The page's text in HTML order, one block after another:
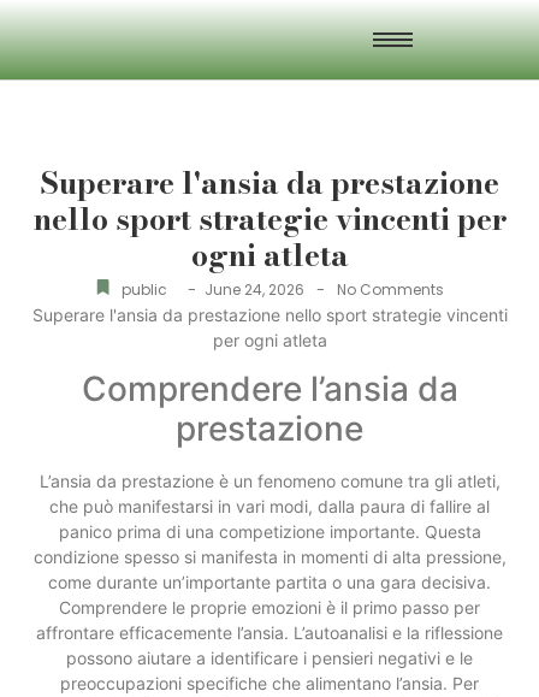
Superare l'ansia da prestazione
nello sport strategie vincenti per
ogni atleta
public - June 24, 2026 -
No Comments
Superare l'ansia da prestazione nello sport strategie vincenti
per ogni atleta
Comprendere l’ansia da
prestazione
L’ansia da prestazione è un fenomeno comune tra gli atleti,
che può manifestarsi in vari modi, dalla paura di fallire al
panico prima di una competizione importante. Questa
condizione spesso si manifesta in momenti di alta pressione,
come durante un’importante partita o una gara decisiva.
Comprendere le proprie emozioni è il primo passo per
affrontare efficacemente l’ansia. L’autoanalisi e la riflessione
possono aiutare a identificare i pensieri negativi e le
preoccupazioni specifiche che alimentano l’ansia. Per